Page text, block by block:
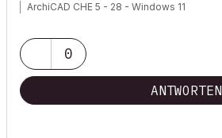
ArchiCAD CHE 5 - 28 - Windows 11
0
ANTWORTEN